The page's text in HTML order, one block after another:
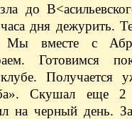
до
дня дежурить.
Мы вместе с
Готовимся
Получается
Скушал еще
на черный день.